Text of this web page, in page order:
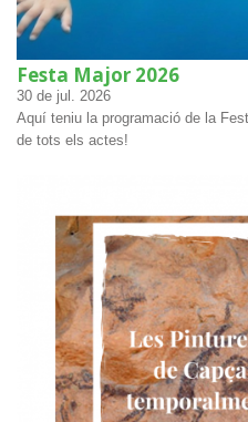
Festa Major 2026
30 de jul. 2026
Aquí teniu la programació de la
de tots els actes!